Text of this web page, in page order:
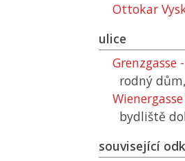
Ottokar
ulice
Grenzgasse
rodný
bydliště
související